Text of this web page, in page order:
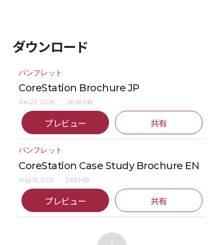
ダウンロード
パンフレット
CoreStation Brochure JP
Jun 23, 2026 26.81 MB
プレビュー 共有
パンフレット
CoreStation Case Study Brochure EN
Aug 13, 2021 2.65 MB
プレビュー 共有